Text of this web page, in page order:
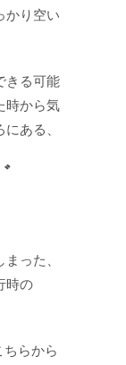
かり空い
きる可能
時から気
ある、
った、
時の
ちらから